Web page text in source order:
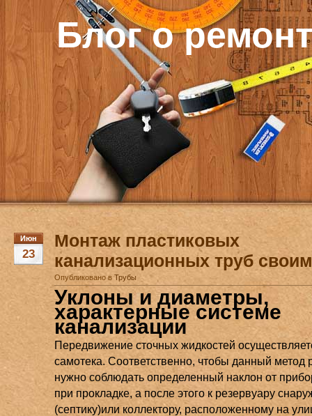
Блог о
Июн
23
Монтаж пластиковых
канализационных труб
Опубликовано вТрубы
Уклоны и диаметры,
характерные системе
канализации
Передвижение сточных жидкостей
самотека. Соответственно, чтобы данный метод
нужно соблюдать определенный наклон от
при прокладке, а после этого к резервуару
(септику)или коллектору, расположенному на